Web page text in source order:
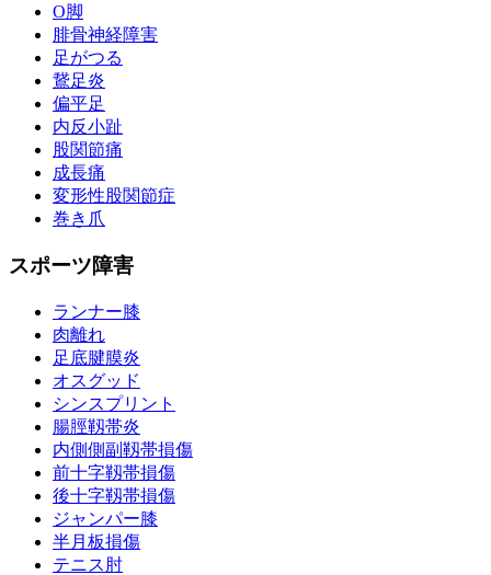
О脚
腓骨神経障害
足がつる
鵞足炎
偏平足
内反小趾
股関節痛
成長痛
変形性股関節症
巻き爪
スポーツ障害
ランナー膝
肉離れ
足底腱膜炎
オスグッド
シンスプリント
腸脛靱帯炎
内側側副靱帯損傷
前十字靱帯損傷
後十字靱帯損傷
ジャンパー膝
半月板損傷
テニス肘